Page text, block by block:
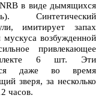
в виде дымящихся
Синтетический
имитирует запах
возбужденной
привлекающее
6 шт. Эти
даже во время
зверя, за несколько
часов.